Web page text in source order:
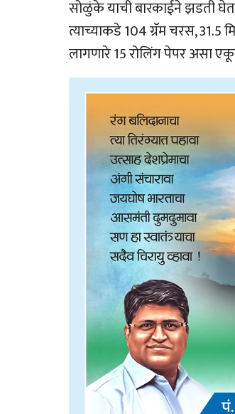
सोळुंके याची बारकाईने झडती
त्याच्याकडे 104 ग्रॅम चरस, 31.5
लागणारे 15 रोलिंग पेपर असा